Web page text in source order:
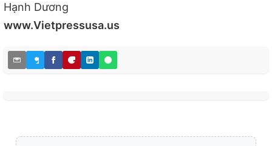
Hạnh Dương
www.Vietpressusa.us